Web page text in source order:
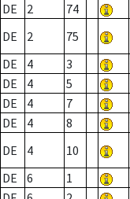
DE
2 74
DE
2 75
DE
4 3
DE
4 5
DE
4 7
DE
4 8
DE
4 10
DE
6 1